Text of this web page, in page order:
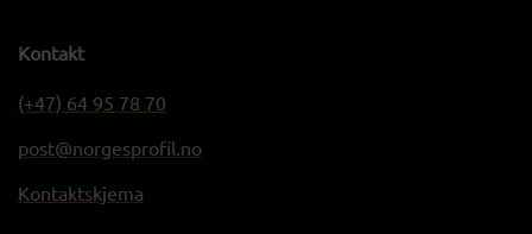
Kontakt
(+47) 64 95 78 70
post@norgesprofil.no
Kontaktskjema